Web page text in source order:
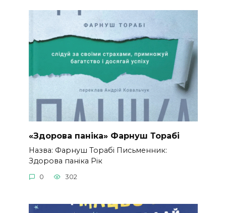
«Здорова паніка» Фарнуш Торабі
Назва: Фарнуш Торабі Письменник:
Здорова паніка Рік
0 302